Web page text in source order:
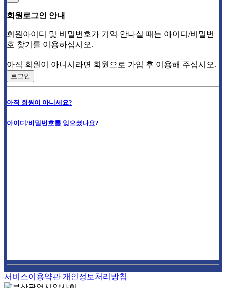
회원로그인 안내
회원아이디 및 비밀번호가 기억 안나실 때는 아이디/비밀번
호 찾기를 이용하십시오.
아직 회원이 아니시라면 회원으로 가입 후 이용해 주십시오.
로그인
아직 회원이 아니세요?
아이디/비밀번호를 잊으셨나요?
서비스이용약관 개인정보처리방침